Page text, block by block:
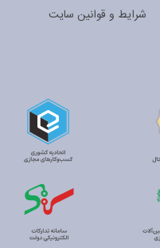
شرایط و قوانین سایت